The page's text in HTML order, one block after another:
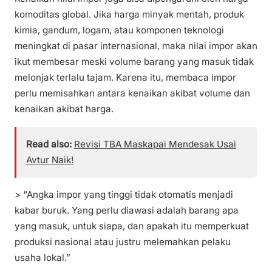
komoditas global. Jika harga minyak mentah, produk
kimia, gandum, logam, atau komponen teknologi
meningkat di pasar internasional, maka nilai impor akan
ikut membesar meski volume barang yang masuk tidak
melonjak terlalu tajam. Karena itu, membaca impor
perlu memisahkan antara kenaikan akibat volume dan
kenaikan akibat harga.
Read also: Revisi TBA Maskapai Mendesak Usai
Avtur Naik!
> “Angka impor yang tinggi tidak otomatis menjadi
kabar buruk. Yang perlu diawasi adalah barang apa
yang masuk, untuk siapa, dan apakah itu memperkuat
produksi nasional atau justru melemahkan pelaku
usaha lokal.”